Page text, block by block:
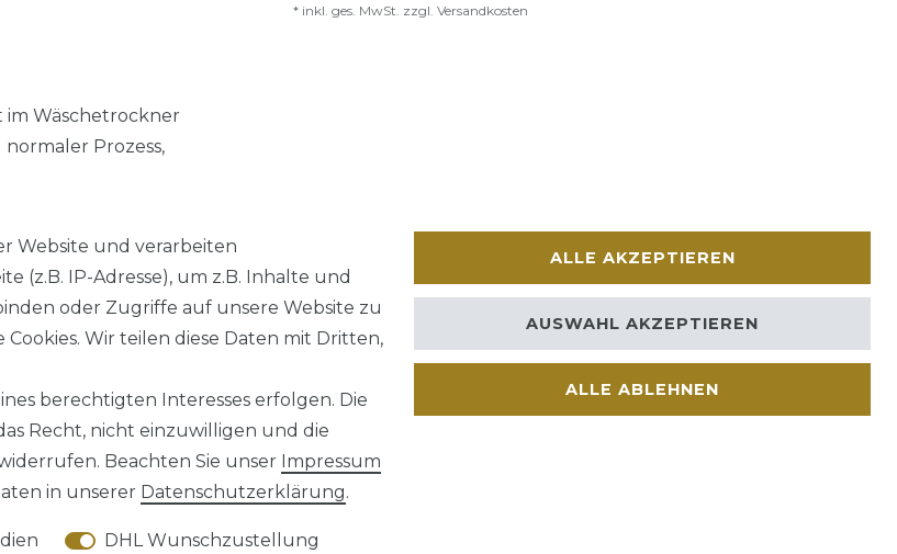
im Wäschetrockner
Prozess,
* inkl. ges. MwSt. zzgl. Versandkosten
Widerrufs­recht
Website und verarbeiten
(z.B. IP-Adresse), um z.B. Inhalte und
oder Zugriffe auf unsere Website zu
Wir teilen diese Daten mit Dritten,
berechtigten Interesses erfolgen. Die
Recht, nicht einzuwilligen und die
Beachten Sie unser Impressum
in unserer Daten­schutz­erklärung.
DHL Wunschzustellung
ALLE AKZEPTIEREN
ALLE ABLEHNEN
AUSWAHL AKZEPTIEREN